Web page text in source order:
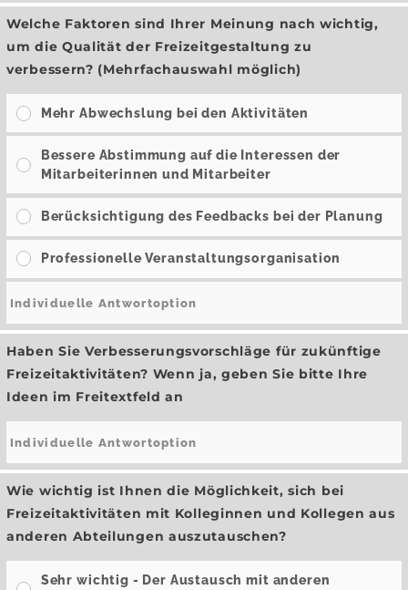
Welche Faktoren sind Ihrer Meinung nach wichtig,
um die Qualität der Freizeitgestaltung zu
verbessern? (Mehrfachauswahl möglich)
Mehr Abwechslung bei den Aktivitäten
Bessere Abstimmung auf die Interessen der
Mitarbeiterinnen und Mitarbeiter
Berücksichtigung des Feedbacks bei der Planung
Professionelle Veranstaltungsorganisation
Haben Sie Verbesserungsvorschläge für zukünftige
Freizeitaktivitäten? Wenn ja, geben Sie bitte Ihre
Ideen im Freitextfeld an
Wie wichtig ist Ihnen die Möglichkeit, sich bei
Freizeitaktivitäten mit Kolleginnen und Kollegen aus
anderen Abteilungen auszutauschen?
Sehr wichtig - Der Austausch mit anderen